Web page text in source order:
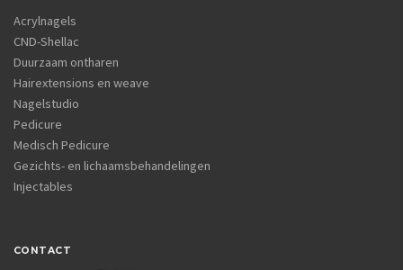
Acrylnagels
CND-Shellac
Duurzaam ontharen
Hairextensions en weave
Nagelstudio
Pedicure
Medisch Pedicure
Gezichts- en lichaamsbehandelingen
Injectables
CONTACT